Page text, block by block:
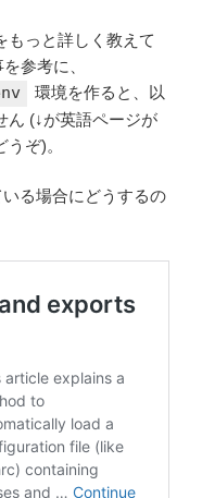
もっと詳しく教えて
参考に、
環境を作ると、以
ん (↓が英語ページが
うぞ)。
る場合にどうするの